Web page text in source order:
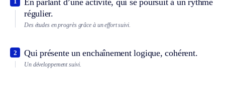
régulier.
Des études en progrès grâce à un effort suivi.
Qui présente un enchaînement logique, cohérent.
2
Un développement suivi.